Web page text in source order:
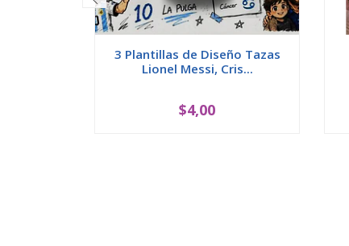
3 Plantillas de Diseño Tazas
Lionel Messi, Cris...
$4,00